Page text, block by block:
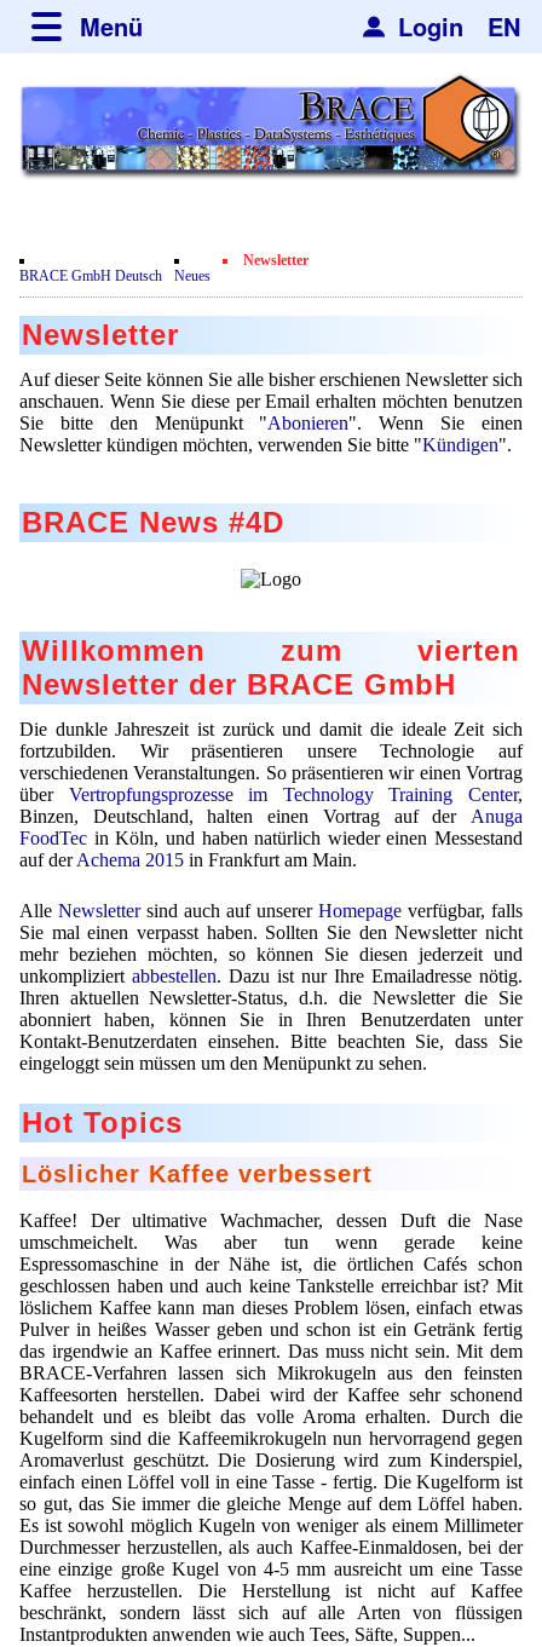
Login EN
Menü
über BRACE
Leistungen
Newsticker
Film
Kundenrezensionen
Zertifikate
Datenschutzerklärung
Kontakt
Neues
Newsletter
Abonieren
Kündigen
Nachrichten
Mikrokugelanlagen
Heizkammern
Trockner
Sortieranlagen
Angebotsanfrage
Spherisator Serie
Spherisator M2
Pilotanlagen
Produktionsanlagen
Dienstleistungen
Mikrokugeln und Verfahren
Mikrokapseln
Mikroverkapselung
Lohnfertigung
Angebotsanfrage
Anwendungen
Aromakapseln
Emulgatoren
Katalysatorträger
Keramische Hohlkugeln
Polymere
Soluspheres
Staubreduktion
Hf and ZrHf mixed Microspheres
Ultra spherical granulation (english)
Des microbilles de granulométrie précise
Runde Sache
Fraunhofer UMSICHT Tage
Probiotics Encapsulation
Powering Green Chemistry with Microspheres and
Microcapsules
Shaping of Alginate–Silica Hybrid Materials
Recovery of cobalt from dilute aqueous solutions
Development of alumina microspheres with controlled
size and shape
Prilling technology at Gala
Mikrokugeln für Instant-Getränkepulver
A Leap Forward to Shaping Better Products –
Microencapsulation and Microgranulation
Drip Casting Technologies at BRACE - An overview
(Movie)
Jobbörse
Kontaktformular
Angebotsanfrage
Bewertungsseite
Anfahrt
Registrierung
Bestätigungsseite Anfrage
Bestätigungsseite Bewertung
Suche
Mitgliederseiten
Neu Registrieren
Zusatzinformationen
Bestätigungsseite Registrierung
Passwort vergessen
Login
Neu Registrieren
BRACE GmbH Deutsch Neues
Newsletter
Newsletter
Auf dieser Seite können Sie alle bisher erschienen Newsletter sich
anschauen. Wenn Sie diese per Email erhalten möchten benutzen
Sie bitte den Menüpunkt "Abonieren". Wenn Sie einen
Newsletter kündigen möchten, verwenden Sie bitte "Kündigen".
BRACE News #4D
Willkommen zum vierten
Newsletter der BRACE GmbH
Die dunkle Jahreszeit ist zurück und damit die ideale Zeit sich
fortzubilden. Wir präsentieren unsere Technologie auf
verschiedenen Veranstaltungen. So präsentieren wir einen Vortrag
über Vertropfungsprozesse im Technology Training Center,
Binzen, Deutschland, halten einen Vortrag auf der Anuga
FoodTec in Köln, und haben natürlich wieder einen Messestand
auf derAchema 2015 in Frankfurt am Main.
Alle Newslettersind auch auf unserer Homepage verfügbar, falls
Sie mal einen verpasst haben. Sollten Sie den Newsletter nicht
mehr beziehen möchten, so können Sie diesen jederzeit und
unkompliziert abbestellen. Dazu ist nur Ihre Emailadresse nötig.
Ihren aktuellen Newsletter-Status, d.h. die Newsletter die Sie
abonniert haben, können Sie in Ihren Benutzerdaten unter
Kontakt-Benutzerdaten einsehen. Bitte beachten Sie, dass Sie
eingeloggt sein müssen um den Menüpunkt zu sehen.
Hot Topics
Löslicher Kaffee verbessert
Kaffee! Der ultimative Wachmacher, dessen Duft die Nase
umschmeichelt. Was aber tun wenn gerade keine
Espressomaschine in der Nähe ist, die örtlichen Cafés schon
geschlossen haben und auch keine Tankstelle erreichbar ist? Mit
löslichem Kaffee kann man dieses Problem lösen, einfach etwas
Pulver in heißes Wasser geben und schon ist ein Getränk fertig
das irgendwie an Kaffee erinnert. Das muss nicht sein. Mit dem
BRACE-Verfahren lassen sich Mikrokugeln aus den feinsten
Kaffeesorten herstellen. Dabei wird der Kaffee sehr schonend
behandelt und es bleibt das volle Aroma erhalten. Durch die
Kugelform sind die Kaffeemikrokugeln nun hervorragend gegen
Aromaverlust geschützt. Die Dosierung wird zum Kinderspiel,
einfach einen Löffel voll in eine Tasse - fertig. Die Kugelform ist
so gut, das Sie immer die gleiche Menge auf dem Löffel haben.
Es ist sowohl möglich Kugeln von weniger als einem Millimeter
Durchmesser herzustellen, als auch Kaffee-Einmaldosen, bei der
eine einzige große Kugel von 4-5 mm ausreicht um eine Tasse
Kaffee herzustellen. Die Herstellung ist nicht auf Kaffee
beschränkt, sondern lässt sich auf alle Arten von flüssigen
Instantprodukten anwenden wie auch Tees, Säfte, Suppen...